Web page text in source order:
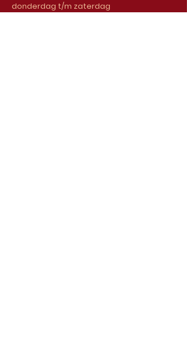
donderdag t/m zaterdag